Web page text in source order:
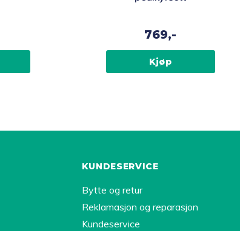
769,-
Kjøp
KUNDESERVICE
Bytte og retur
Reklamasjon og reparasjon
Kundeservice